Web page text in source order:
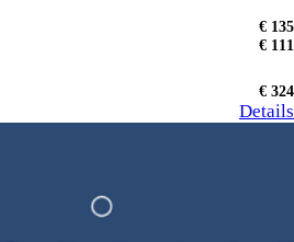
€ 135
€ 111
€ 324
Details